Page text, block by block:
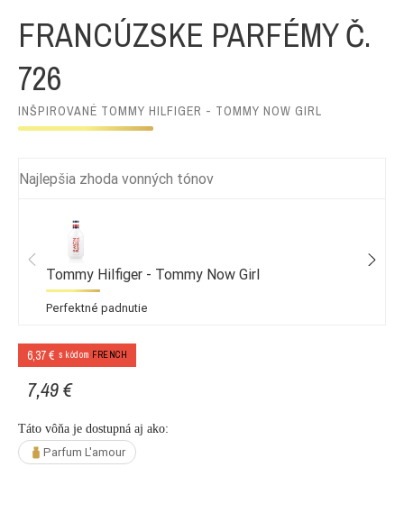
FRANCÚZSKE PARFÉMY Č.
726
INŠPIROVANÉ TOMMY HILFIGER - TOMMY NOW GIRL
Najlepšia zhoda vonných tónov
Tommy Hilfiger - Tommy Now Girl
Perfektné padnutie
6,37 € s kódom FRENCH
7,49 €
Táto vôňa je dostupná aj ako:
Parfum L'amour